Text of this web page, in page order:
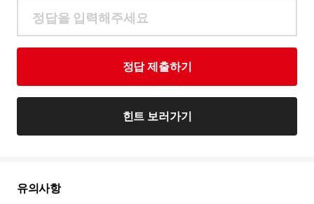
정답 제출하기
힌트 보러가기
유의사항